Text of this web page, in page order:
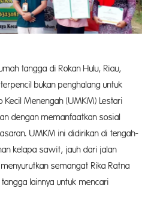
tangga di Rokan Hulu, Riau,
bukan penghalang untuk
Menengah (UMKM) Lestari
dengan memanfaatkan sosial
UMKM ini didirikan di tengah-
kelapa sawit, jauh dari jalan
semangat Rika Ratna
lainnya untuk mencari